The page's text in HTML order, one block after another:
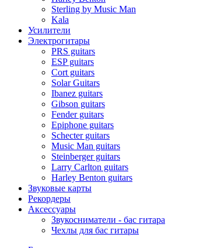
Sterling by Music Man
Kala
Усилители
Электрогитары
PRS guitars
ESP guitars
Cort guitars
Solar Guitars
Ibanez guitars
Gibson guitars
Fender guitars
Epiphone guitars
Schecter guitars
Music Man guitars
Steinberger guitars
Larry Carlton guitars
Harley Benton guitars
Звуковые карты
Рекордеры
Аксессуары
Звукосниматели - бас гитара
Чехлы для бас гитары